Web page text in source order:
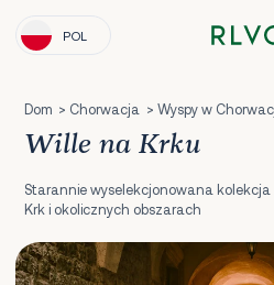
POL
Dom Chorwacja Wyspy w
Wille na Krku
Starannie wyselekcjonowana
Krk i okolicznych obszarach